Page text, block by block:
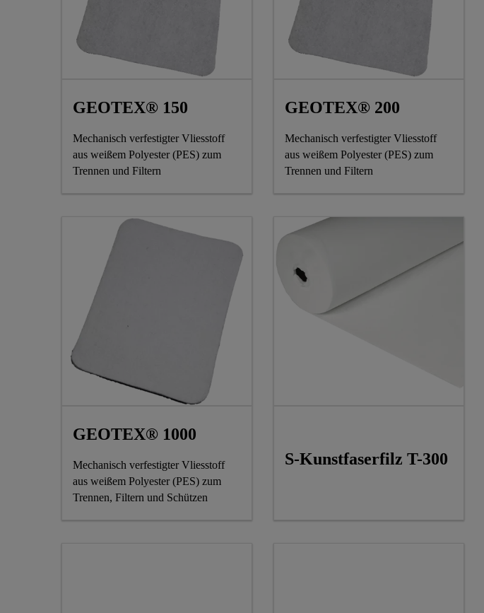
GEOTEX® 150
Mechanisch verfestigter Vliesstoff
aus weißem Polyester (PES) zum
Trennen und Filtern
GEOTEX® 200
Mechanisch verfestigter Vliesstoff
aus weißem Polyester (PES) zum
Trennen und Filtern
GEOTEX® 1000
Mechanisch verfestigter Vliesstoff
aus weißem Polyester (PES) zum
Trennen, Filtern und Schützen
S-Kunstfaserfilz T-300